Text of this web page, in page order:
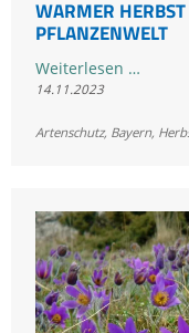
WARMER
PFLANZENWELT
Weiterlesen …Warmer
14.11.2023
Artenschutz, Bayern,